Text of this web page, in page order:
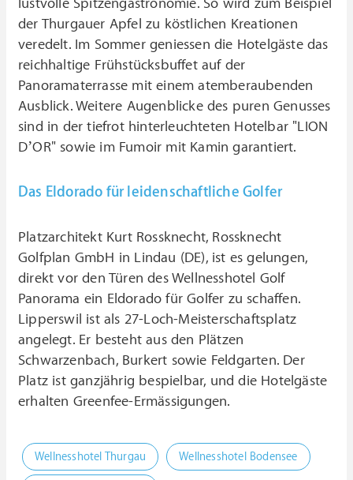
der Thurgauer Apfel zu köstlichen Kreationen
veredelt. Im Sommer geniessen die Hotelgäste das
reichhaltige Frühstücksbuffet auf der
Panoramaterrasse mit einem atemberaubenden
Ausblick. Weitere Augenblicke des puren Genusses
sind in der tiefrot hinterleuchteten Hotelbar "LION
D’OR" sowie im Fumoir mit Kamin garantiert.
Das Eldorado für leidenschaftliche Golfer
Platzarchitekt Kurt Rossknecht, Rossknecht
Golfplan GmbH in Lindau (DE), ist es gelungen,
direkt vor den Türen des Wellnesshotel Golf
Panorama ein Eldorado für Golfer zu schaffen.
Lipperswil ist als 27-Loch-Meisterschaftsplatz
angelegt. Er besteht aus den Plätzen
Schwarzenbach, Burkert sowie Feldgarten. Der
Platz ist ganzjährig bespielbar, und die Hotelgäste
erhalten Greenfee-Ermässigungen.
Wellnesshotel Thurgau Wellnesshotel Bodensee